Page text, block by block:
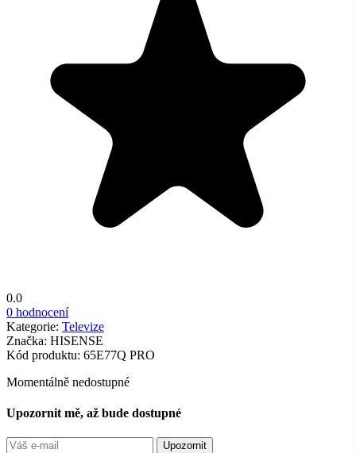
0.0
0 hodnocení
Kategorie: Televize
Značka: HISENSE
Kód produktu: 65E77Q PRO
Momentálně nedostupné
Upozornit mě, až bude dostupné
Upozornit